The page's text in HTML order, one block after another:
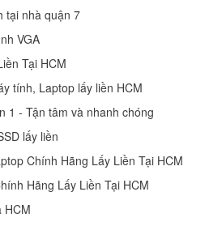
tại nhà quận 7
VGA
Tại HCM
tính, Laptop lấy liền HCM
1 - Tận tâm và nhanh chóng
lấy liền
Chính Hãng Lấy Liền Tại HCM
Hãng Lấy Liền Tại HCM
HCM